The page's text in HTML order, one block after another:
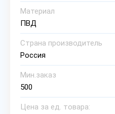
Материал
ПВД
Страна производитель
Россия
Мин.заказ
500
Цена за ед. товара: